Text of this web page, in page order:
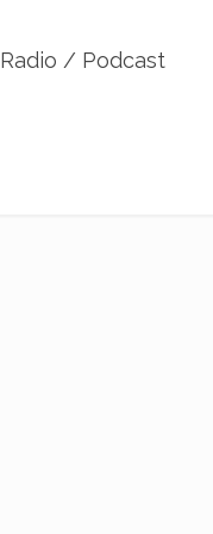
Radio / Podcast